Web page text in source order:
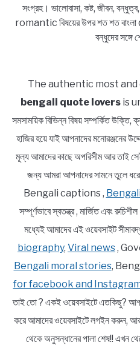
সংগ্রহ। ভালোবাসা, কষ্ট, জীবন,
romantic বিষয়ের উপর শত শত
বন্ধুদের সঙ্গে
The authentic most and
bengali quote loversis
সমসাময়িক বিভিন্ন বিষয় সম্পর্কিত উক্তি,
হাজির হয়ে যাই আপনাদের মনোরঞ্জনের
মূল্য আমাদের কাছে অপরিসীম আর তাই
জন্য আমরা আপনাদের সামনে তুলে
Bengali captions ,
সম্পূর্ণভাবে স্বতন্ত্র , মার্জিত এবং
মধ্যেই আমাদের এই ওয়েবসাইট
biography, Viral news,
Bengali moral stories,
for facebook and
তাই তো ? একই ওয়েবসাইটে এতকিছু?
করে আমাদের ওয়েবসাইটে লগইন করুন, আর
থেকে অনুসন্ধানের পালা শেষ!!